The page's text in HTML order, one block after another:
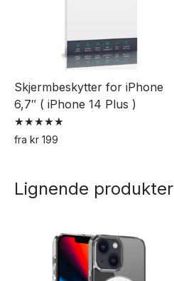
Skjermbeskytter for iPhone
6,7″ ( iPhone 14 Plus )
Vurdert
5.00
fra kr 199
har
varianter.
Alternativene
Lignende produkter